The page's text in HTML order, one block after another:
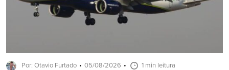
Por: Otavio Furtado 05/08/2026 1 min leitura